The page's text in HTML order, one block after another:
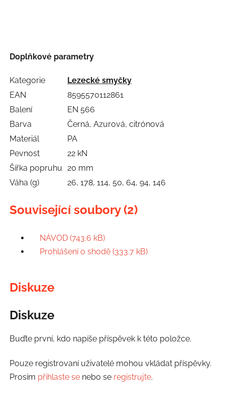
Doplňkové parametry
Kategorie
Lezecké smyčky
EAN
8595570112861
Balení
EN 566
Barva
Černá, Azurová, citrónová
Materiál
PA
Pevnost
22 kN
Šířka popruhu
20 mm
Váha (g)
26, 178, 114, 50, 64, 94, 146
Související soubory (2)
NÁVOD (743.6 kB)
Prohlášení o shodě (333.7 kB)
Diskuze
Diskuze
Buďte první, kdo napíše příspěvek k této položce.
Pouze registrovaní uživatelé mohou vkládat příspěvky.
Prosím přihlaste senebo se registrujte.